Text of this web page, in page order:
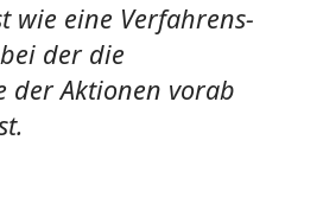
wie eine Verfahrens-
der die
der Aktionen vorab